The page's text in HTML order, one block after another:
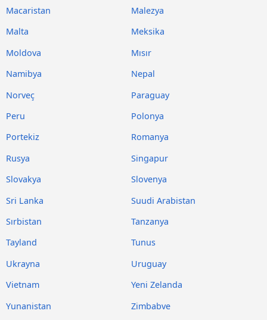
Macaristan
Malezya
Malta
Meksika
Moldova
Mısır
Namibya
Nepal
Norveç
Paraguay
Peru
Polonya
Portekiz
Romanya
Rusya
Singapur
Slovakya
Slovenya
Sri Lanka
Suudi Arabistan
Sırbistan
Tanzanya
Tayland
Tunus
Ukrayna
Uruguay
Vietnam
Yeni Zelanda
Yunanistan
Zimbabve